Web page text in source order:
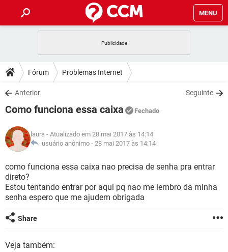
MENU
CELULAR FACEBOOK
OUTLOOK
INSTAGRAM GMAIL
GUIA DE COMPRAS
DICAS
JOGOS WHATSAPP
INSTAGRAM GMAIL
GUIA DE COMPRAS
DOWNLOADS
JOGOS WHATSAPP
CELULAR
OUTLOOK EXCEL
INSTAGRAM GMAIL
GUIA DE COMPRAS
JOGOS WHATSAPP
CELULAR
OUTLOOK EXCEL
INSTAGRAM GMAIL
GLOSSÁRIO
JOGOS WHATSAPP
CELULAR
OUTLOOK EXCEL
INSTAGRAM
Fórum Problemas Internet
Anterior Seguinte
Como funciona essa caixa Fechado
laura - Atualizado em 28 mai 2017 às 14:14
usuário anônimo - 28 mai 2017 às 14:14
como funciona essa caixa nao precisa de senha pra entrar
direto?
Estou tentando entrar por aqui pq nao me lembro da minha
senha espero que me ajudem obrigada
Share
Veja também: